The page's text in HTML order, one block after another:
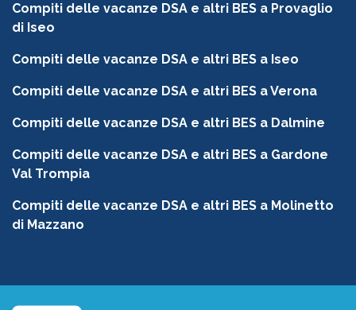
Compiti delle vacanze DSA e altri BES a Provaglio
di Iseo
Compiti delle vacanze DSA e altri BES a Iseo
Compiti delle vacanze DSA e altri BES a Verona
Compiti delle vacanze DSA e altri BES a Dalmine
Compiti delle vacanze DSA e altri BES a Gardone
Val Trompia
Compiti delle vacanze DSA e altri BES a Molinetto
di Mazzano